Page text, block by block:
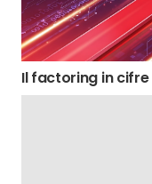
Il factoring in